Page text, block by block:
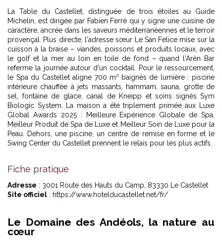
La Table du Castellet, distinguée de trois étoiles au Guide
Michelin, est dirigée par Fabien Ferré qui y signe une cuisine de
caractère, ancrée dans les saveurs méditerranéennes et le terroir
provençal. Plus directe, l'adresse sœur Le San Felice mise sur la
cuisson à la braise – viandes, poissons et produits locaux, avec
le golf et la mer au loin en toile de fond – quand l'Arèn Bar
referme la journée autour d'un cocktail. Pour le ressourcement,
le Spa du Castellet aligne 700 m² baignés de lumière : piscine
intérieure chauffée à jets massants, hammam, sauna, grotte de
sel, fontaine de glace, canal de Kneipp et soins signés Sym
Biologic System. La maison a été triplement primée aux Luxe
Global Awards 2025 : Meilleure Expérience Globale de Spa,
Meilleur Produit de Spa de Luxe et Meilleur Soin de Luxe pour la
Peau. Dehors, une piscine, un centre de remise en forme et le
Swing Center du Castellet prennent le relais pour les plus actifs.
Fiche pratique
Adresse : 3001 Route des Hauts du Camp, 83330 Le Castellet
Site officiel : https://www.hotelducastellet.net/fr/
Le Domaine des Andéols, la nature au
cœur